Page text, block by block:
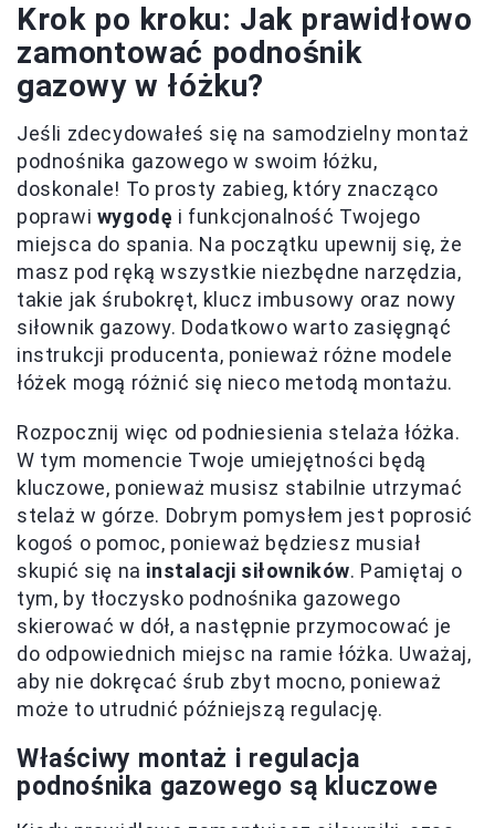
Krok po kroku: Jak prawidłowo
zamontować podnośnik
gazowy w łóżku?
Jeśli zdecydowałeś się na samodzielny montaż
podnośnika gazowego w swoim łóżku,
doskonale! To prosty zabieg, który znacząco
poprawi wygodę i funkcjonalność Twojego
miejsca do spania. Na początku upewnij się, że
masz pod ręką wszystkie niezbędne narzędzia,
takie jak śrubokręt, klucz imbusowy oraz nowy
siłownik gazowy. Dodatkowo warto zasięgnąć
instrukcji producenta, ponieważ różne modele
łóżek mogą różnić się nieco metodą montażu.
Rozpocznij więc od podniesienia stelaża łóżka.
W tym momencie Twoje umiejętności będą
kluczowe, ponieważ musisz stabilnie utrzymać
stelaż w górze. Dobrym pomysłem jest poprosić
kogoś o pomoc, ponieważ będziesz musiał
skupić się na instalacji siłowników. Pamiętaj o
tym, by tłoczysko podnośnika gazowego
skierować w dół, a następnie przymocować je
do odpowiednich miejsc na ramie łóżka. Uważaj,
aby nie dokręcać śrub zbyt mocno, ponieważ
może to utrudnić późniejszą regulację.
Właściwy montaż i regulacja
podnośnika gazowego są kluczowe